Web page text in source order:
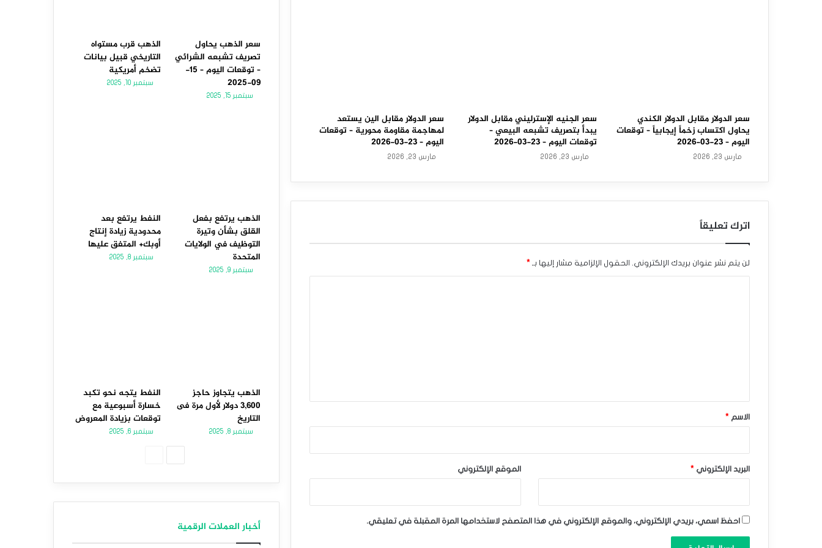
ز
ي
ل
ا
ن
د
ي
ف
ل
ا
ل
ت
ق
ا
سعر الدولار مقابل الدولار الكندي
يحاول اكتساب زخماً إيجابياً – توقعات
اليوم – 23-03-2026
مارس 23, 2026
سعر الجنيه الإسترليني مقابل الدولار
يبدأ بتصريف تشبعه البيعي –
توقعات اليوم – 23-03-2026
مارس 23, 2026
سعر الدولار مقابل الين يستعد
لمهاجمة مقاومة محورية – توقعات
اليوم – 23-03-2026
مارس 23, 2026
اترك تعليقاً
لن يتم نشر عنوان بريدك الإلكتروني. الحقول الإلزامية مشار إليها بـ *
*الاسم *
البريد الإلكتروني * الموقع الإلكتروني
احفظ اسمي، بريدي الإلكتروني، والموقع الإلكتروني في هذا المتصفح لاستخدامها المرة المقبلة في تعليقي.
سعر الذهب يحاول
تصريف تشبعه الشرائي
– توقعات اليوم – 15-
09-2025
سبتمبر 15, 2025
الذهب قرب مستواه
التاريخي قبيل بيانات
تضخم أمريكية
سبتمبر 10, 2025
الذهب يرتفع بفعل
القلق بشأن وتيرة
التوظيف في الولايات
المتحدة
سبتمبر 9, 2025
النفط يرتفع بعد
محدودية زيادة إنتاج
أوبك+ المتفق عليها
سبتمبر 8, 2025
الذهب يتجاوز حاجز
3,600 دولار لأول مرة فى
التاريخ
سبتمبر 8, 2025
النفط يتجه نحو تكبد
خسارة أسبوعية مع
توقعات بزيادة المعروض
سبتمبر 6, 2025
أخبار العملات الرقمية